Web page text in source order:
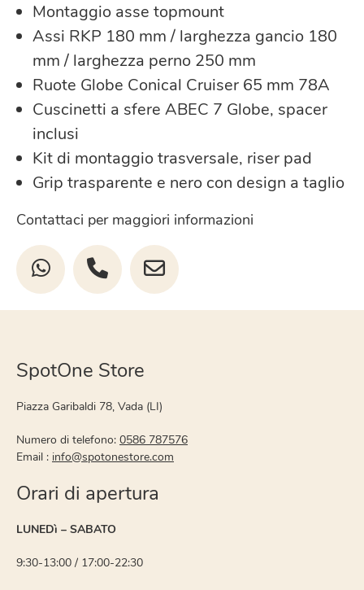
Montaggio asse topmount
Assi RKP 180 mm / larghezza gancio 180
mm / larghezza perno 250 mm
Ruote Globe Conical Cruiser 65 mm 78A
Cuscinetti a sfere ABEC 7 Globe, spacer
inclusi
Kit di montaggio trasversale, riser pad
Grip trasparente e nero con design a taglio
Contattaci per maggiori informazioni
SpotOne Store
Piazza Garibaldi 78, Vada (LI)
Numero di telefono: 0586 787576
Email : info@spotonestore.com
Orari di apertura
LUNEDì – SABATO
9:30-13:00 / 17:00-22:30